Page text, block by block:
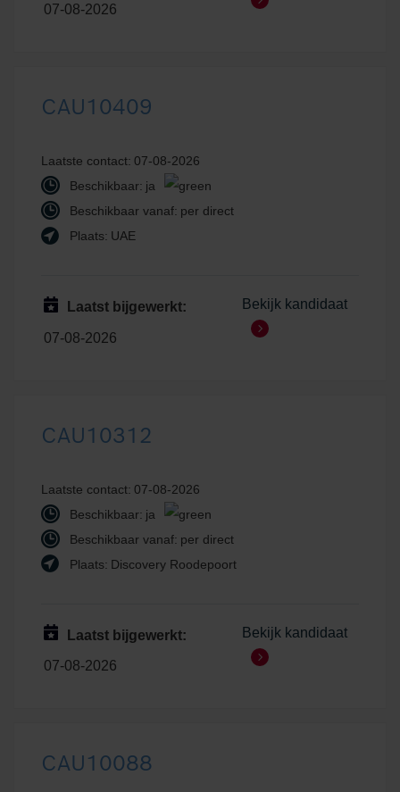
07-08-2026
CAU10409
Laatste contact: 07-08-2026
Beschikbaar: ja
Beschikbaar vanaf: per direct
Plaats: UAE
Laatst bijgewerkt:
07-08-2026
Bekijk kandidaat
CAU10312
Laatste contact: 07-08-2026
Beschikbaar: ja
Beschikbaar vanaf: per direct
Plaats: Discovery Roodepoort
Laatst bijgewerkt:
07-08-2026
Bekijk kandidaat
CAU10088